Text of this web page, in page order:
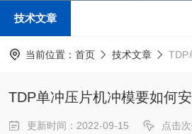
技术文章
当前位置： 首页 技术文章 TDP
TDP单冲压片机冲模要如何
更新时间：2022-09-15 点击